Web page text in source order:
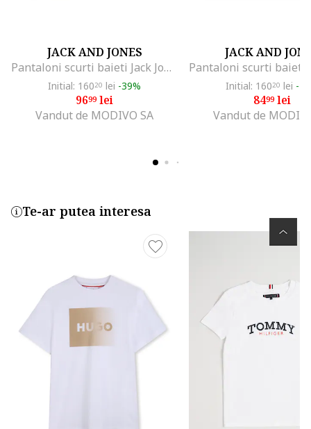
JACK AND JONES
Pantaloni scurti baieti Jack Jones Junior, 12268381, Bumbac, Negru, Negru
Initial: 16020 lei -39%
9699lei
Vandut de MODIVO SA
JACK AND
Initial: 16020 lei -
8499lei
Vandut de
Te-ar putea interesa